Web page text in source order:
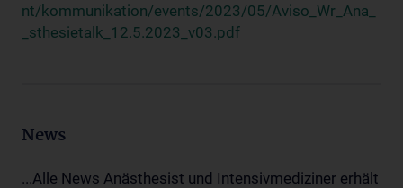
nt/kommunikation/events/2023/05/Aviso_Wr_Ana_
_sthesietalk_12.5.2023_v03.pdf
News
...Alle News Anästhesist und Intensivmediziner erhält